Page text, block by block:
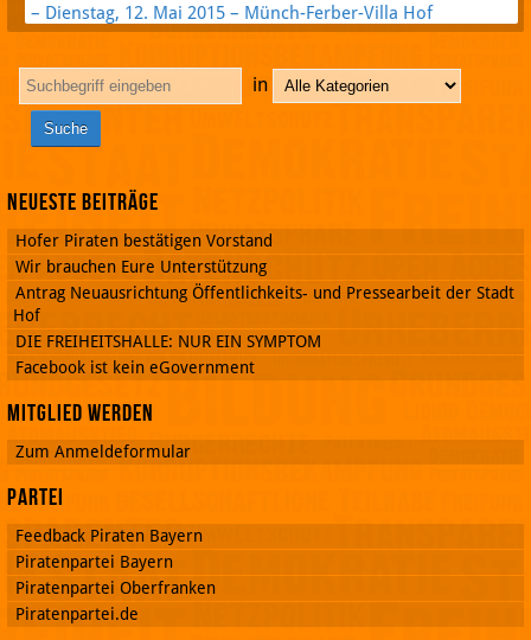
– Dienstag, 12. Mai 2015 – Münch-Ferber-Villa Hof
in
Neueste Beiträge
Hofer Piraten bestätigen Vorstand
Wir brauchen Eure Unterstützung
Antrag Neuausrichtung Öffentlichkeits- und Pressearbeit der Stadt
Hof
DIE FREIHEITSHALLE: NUR EIN SYMPTOM
Facebook ist kein eGovernment
Mitglied werden
Zum Anmeldeformular
Partei
Feedback Piraten Bayern
Piratenpartei Bayern
Piratenpartei Oberfranken
Piratenpartei.de